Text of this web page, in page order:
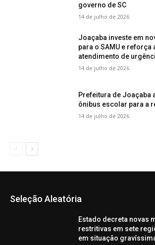
governo de SC
14 de julho de 2026
Joaçaba investe em
para o SAMU e reforça
atendimento de
14 de julho de 2026
Prefeitura de Joaçaba
ônibus escolar para a
14 de julho de 2026
Seleção Aleatória
Estado decreta novas
restritivas em sete
em situação